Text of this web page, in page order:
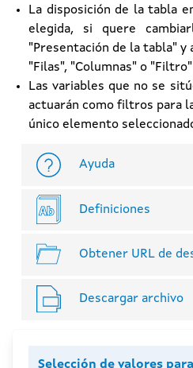
La disposición de la tabla
elegida, si quere
"Presentación de la tabla"
"Filas", "Columnas" o "Filtro"
Las variables que no se
actuarán como filtros para
único elemento
Ayuda
Definiciones
Obtener URL de
Descargar archivo
Selección de valores